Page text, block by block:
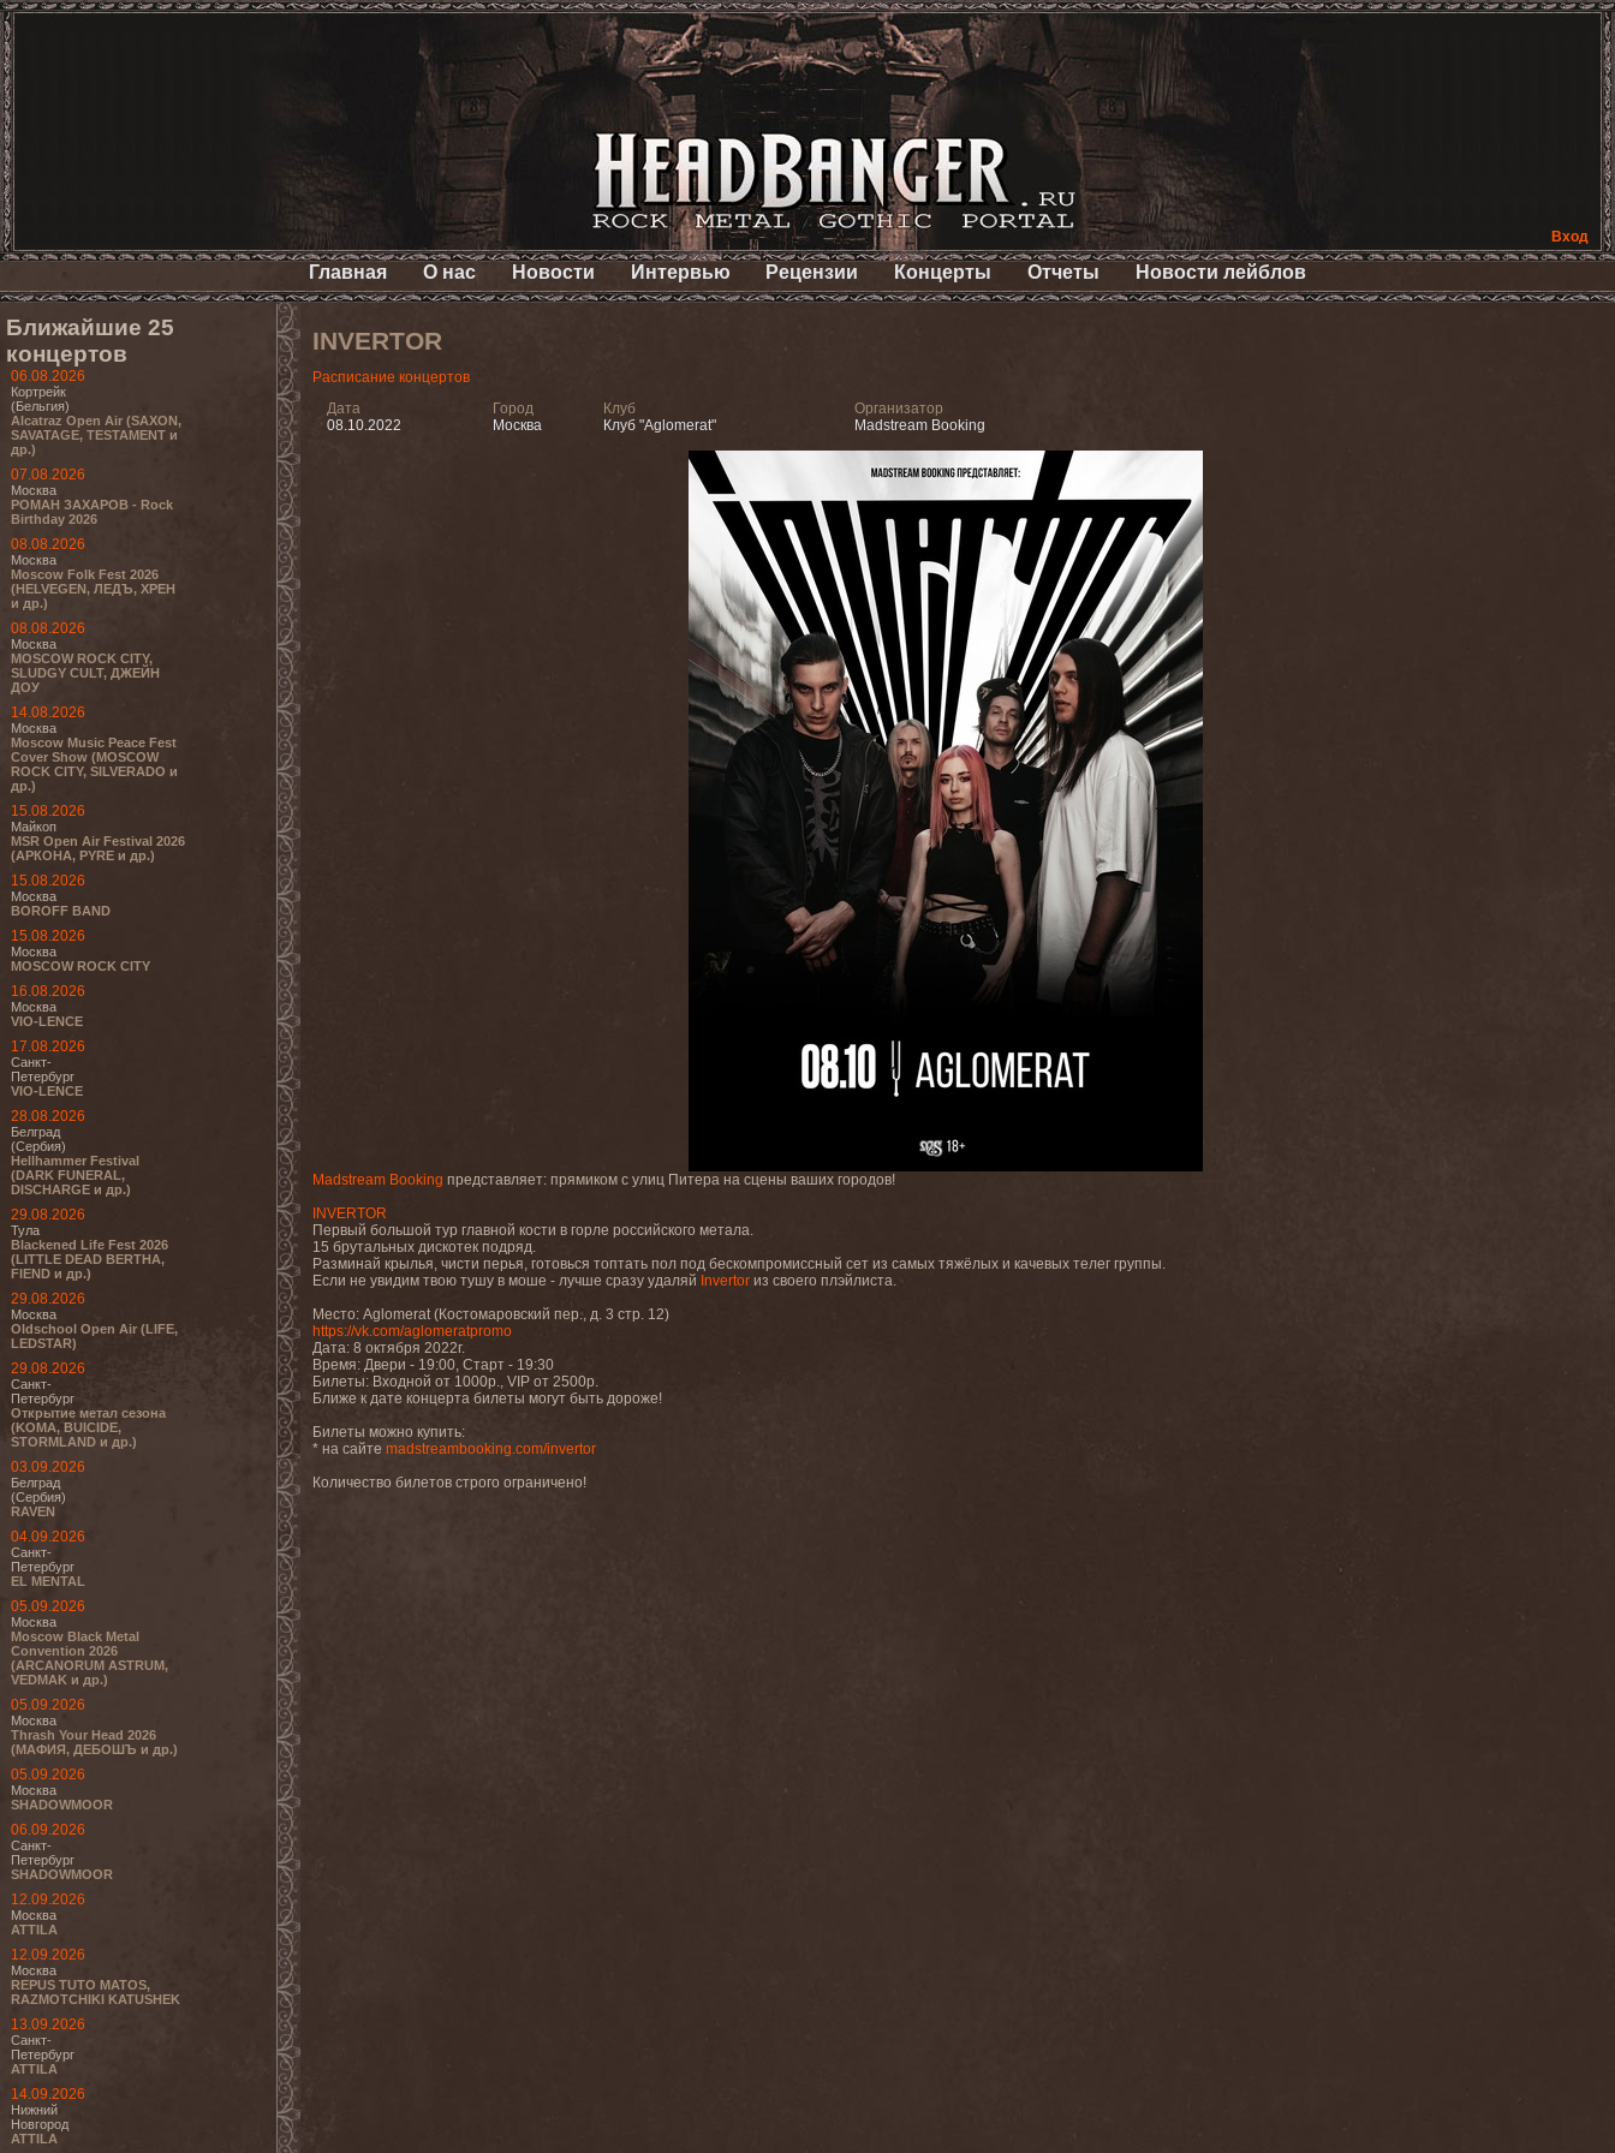
Вход
Главная О нас Новости Интервью Рецензии Концерты Отчеты Новости лейблов
Ближайшие 25
концертов
06.08.2026
Кортрейк
(Бельгия)
Alcatraz Open Air (SAXON,
SAVATAGE, TESTAMENT и
др.)
07.08.2026
Москва
РОМАН ЗАХАРОВ - Rock
Birthday 2026
08.08.2026
Москва
Moscow Folk Fest 2026
(HELVEGEN, ЛЕДЪ, ХРЕН
и др.)
08.08.2026
Москва
MOSCOW ROCK CITY,
SLUDGY CULT, ДЖЕЙН
ДОУ
14.08.2026
Москва
Moscow Music Peace Fest
Cover Show (MOSCOW
ROCK CITY, SILVERADO и
др.)
15.08.2026
Майкоп
MSR Open Air Festival 2026
(АРКОНА, PYRE и др.)
15.08.2026
Москва
BOROFF BAND
15.08.2026
Москва
MOSCOW ROCK CITY
16.08.2026
Москва
VIO-LENCE
17.08.2026
Санкт-
Петербург
VIO-LENCE
28.08.2026
Белград
(Сербия)
Hellhammer Festival
(DARK FUNERAL,
DISCHARGE и др.)
29.08.2026
Тула
Blackened Life Fest 2026
(LITTLE DEAD BERTHA,
FIEND и др.)
29.08.2026
Москва
Oldschool Open Air (LIFE,
LEDSTAR)
29.08.2026
Санкт-
Петербург
Открытие метал сезона
(KOMA, BUICIDE,
STORMLAND и др.)
03.09.2026
Белград
(Сербия)
RAVEN
04.09.2026
Санкт-
Петербург
EL MENTAL
05.09.2026
Москва
Moscow Black Metal
Convention 2026
(ARCANORUM ASTRUM,
VEDMAK и др.)
05.09.2026
Москва
Thrash Your Head 2026
(МАФИЯ, ДЕБОШЪ и др.)
05.09.2026
Москва
SHADOWMOOR
06.09.2026
Санкт-
Петербург
SHADOWMOOR
12.09.2026
Москва
ATTILA
12.09.2026
Москва
REPUS TUTO MATOS,
RAZMOTCHIKI KATUSHEK
13.09.2026
Санкт-
Петербург
ATTILA
14.09.2026
Нижний
Новгород
ATTILA
INVERTOR
Расписание концертов
Дата
08.10.2022
Город
Москва
Клуб
Клуб "Aglomerat"
Организатор
Madstream Booking
Madstream Booking представляет: прямиком с улиц Питера на сцены ваших городов!
INVERTOR
Первый большой тур главной кости в горле российского метала.
15 брутальных дискотек подряд.
Разминай крылья, чисти перья, готовься топтать пол под бескомпромиссный сет из самых тяжёлых и качевых телег группы.
Если не увидим твою тушу в моше - лучше сразу удаляй Invertor из своего плэйлиста.
Место: Aglomerat (Костомаровский пер., д. 3 стр. 12)
https://vk.com/aglomeratpromo
Дата: 8 октября 2022г.
Время: Двери - 19:00, Старт - 19:30
Билеты: Входной от 1000р., VIP от 2500р.
Ближе к дате концерта билеты могут быть дороже!
Билеты можно купить:
* на сайте madstreambooking.com/invertor
Количество билетов строго ограничено!